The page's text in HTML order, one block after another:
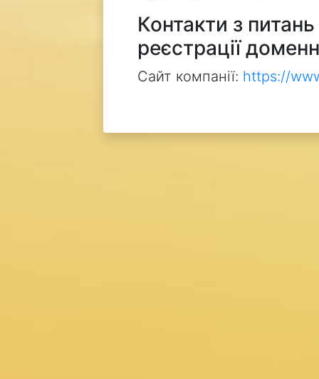
Контакти з
реєстрації
Сайт компанії: https://